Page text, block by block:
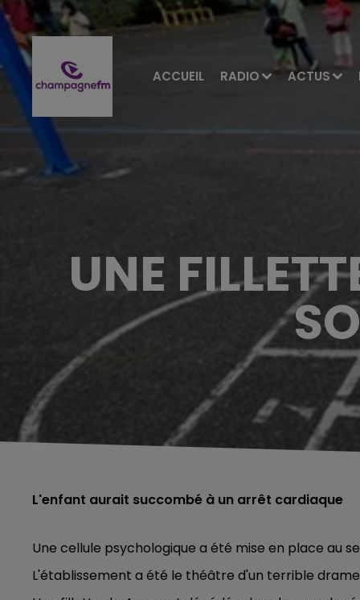
ACCUEIL RADIO ACTUS
UNE
L'enfant aurait succombé à un arrêt cardiaque
Une cellule psychologique a été mise en place au
L'établissement a été le théâtre d'un terrible